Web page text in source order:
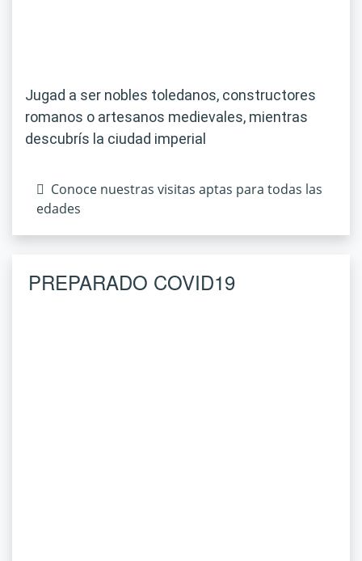
Jugad a ser nobles toledanos, constructores
romanos o artesanos medievales, mientras
descubrís la ciudad imperial
Conoce nuestras visitas aptas para todas las
edades
PREPARADO COVID19